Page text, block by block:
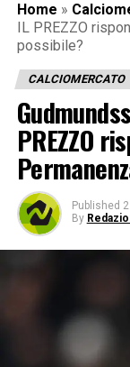
Home »
IL PREZZO
possibile?
CALCIOMERCATO
PREZZO
Published
By